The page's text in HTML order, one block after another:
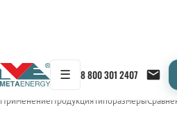
☰ 8 800 301 2407
← Продукция/ШИНОПРОВОД
ПрименениеПродукцияТипоразмеры